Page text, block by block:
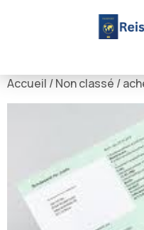
Accueil /Non classé /